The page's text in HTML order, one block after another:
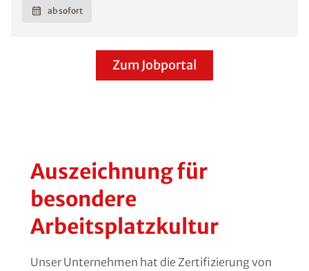
ab sofort
Zum Jobportal
Auszeichnung für
besondere
Arbeitsplatzkultur
Unser Unternehmen hat die Zertifizierung von